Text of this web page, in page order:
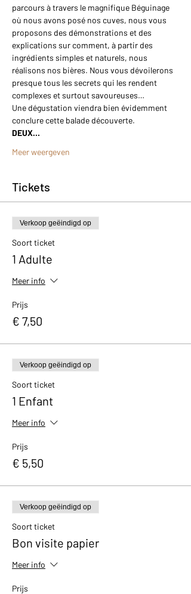
parcours à travers le magnifique Béguinage
où nous avons posé nos cuves, nous vous
proposons des démonstrations et des
explications sur comment, à partir des
ingrédients simples et naturels, nous
réalisons nos bières. Nous vous dévoilerons
presque tous les secrets qui les rendent
complexes et surtout savoureuses…
Une dégustation viendra bien évidemment
conclure cette balade découverte.
DEUX…
Meer weergeven
Tickets
Verkoop geëindigd op
Soort ticket
1 Adulte
Meer info
Prijs
€ 7,50
Verkoop geëindigd op
Soort ticket
1 Enfant
Meer info
Prijs
€ 5,50
Verkoop geëindigd op
Soort ticket
Bon visite papier
Meer info
Prijs